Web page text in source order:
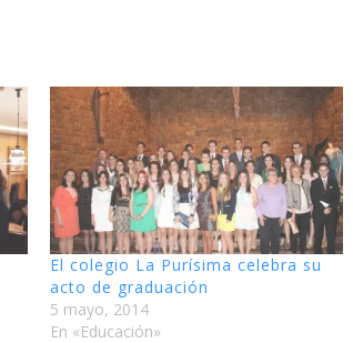
El colegio La Purísima celebra su
acto de graduación
5 mayo, 2014
En «Educación»